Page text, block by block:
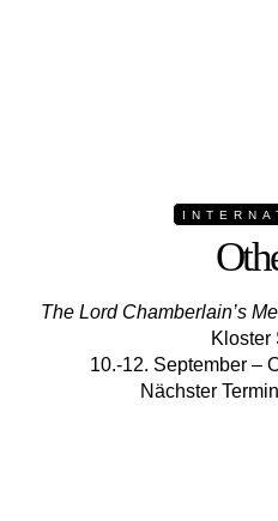
The Lord Chamberlain’s
Kloster
10.-12. September –
Nächster